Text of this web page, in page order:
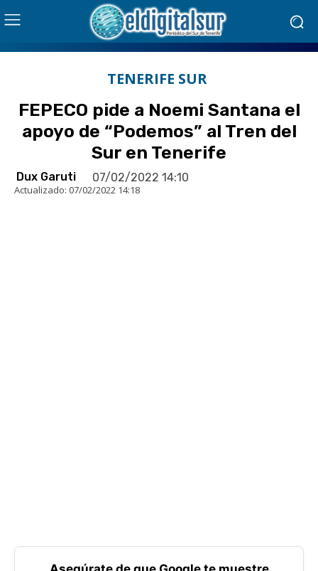
TENERIFE SUR
FEPECO pide a Noemi Santana el
apoyo de “Podemos” al Tren del
Sur en Tenerife
Dux Garuti 07/02/2022 14:10
Actualizado: 07/02/2022 14:18